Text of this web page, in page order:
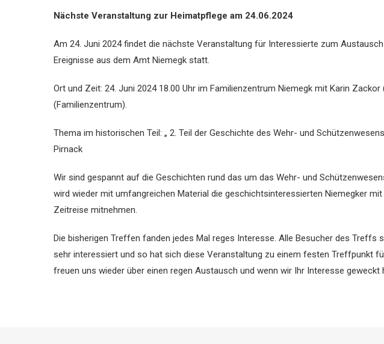
Nächste Veranstaltung zur Heimatpflege am 24.06.2024
Am 24. Juni 2024 findet die nächste Veranstaltung für Interessierte zum
Ereignisse aus dem Amt Niemegk statt.
Ort und Zeit: 24. Juni 2024 18.00 Uhr im Familienzentrum Niemegk mit Karin
(Familienzentrum).
Thema im historischen Teil: „ 2. Teil der Geschichte des Wehr- und
Pirnack
Wir sind gespannt auf die Geschichten rund das um das Wehr- und
wird wieder mit umfangreichen Material die geschichtsinteressierten Niemegker
Zeitreise mitnehmen.
Die bisherigen Treffen fanden jedes Mal reges Interesse. Alle Besucher des Treffs
sehr interessiert und so hat sich diese Veranstaltung zu einem festen Treffpunkt
freuen uns wieder über einen regen Austausch und wenn wir Ihr Interesse geweckt